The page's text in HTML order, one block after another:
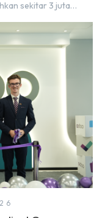
sekitar 3 juta
mendukung
sektor strategis.
sumber daya